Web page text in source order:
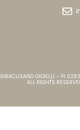
SIRACUSANO GIOIELLI – PI
ALL RIGHTS